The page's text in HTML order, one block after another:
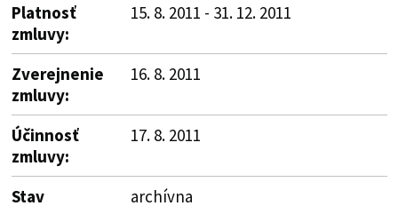
Platnosť
zmluvy:
15. 8. 2011 - 31. 12. 2011
Zverejnenie
zmluvy:
16. 8. 2011
Účinnosť
zmluvy:
17. 8. 2011
Stav
archívna